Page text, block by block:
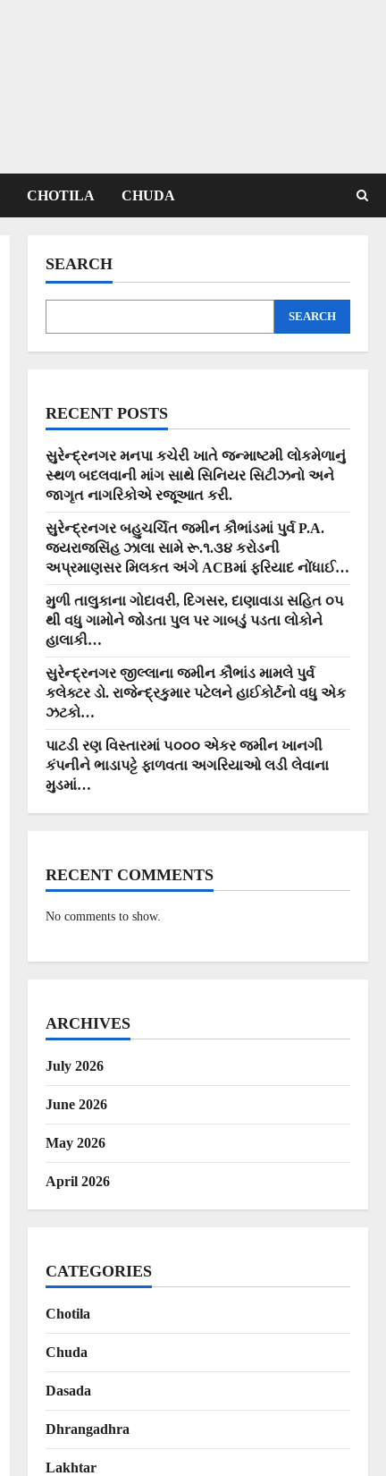
CHOTILA CHUDA
SEARCH
SEARCH
RECENT POSTS
સુરેન્દ્રનગર મનપા કચેરી ખાતે જન્માષ્ટમી લોકમેળાનું
સ્થળ બદલવાની માંગ સાથે સિનિયર સિટીઝનો અને
જાગૃત નાગરિકોએ રજૂઆત કરી.
સુરેન્દ્રનગર બહુચર્ચિત જમીન કૌભાંડમાં પુર્વ P.A.
જયરાજસિંહ ઝાલા સામે રૂ.૧.૩૪ કરોડની
અપ્રમાણસર મિલકત અંગે ACBમાં ફરિયાદ નોંધાઈ…
મુળી તાલુકાના ગોદાવરી, દિગસર, દાણાવાડા સહિત ૦૫
થી વધુ ગામોને જોડતા પુલ પર ગાબડું પડતા લોકોને
હાલાકી…
સુરેન્દ્રનગર જીલ્લાના જમીન કૌભાંડ મામલે પુર્વ
કલેક્ટર ડો. રાજેન્દ્રકુમાર પટેલને હાઈકોર્ટનો વધુ એક
ઝટકો…
પાટડી રણ વિસ્તારમાં ૫૦૦૦ એકર જમીન ખાનગી
કંપનીને ભાડાપટ્ટે ફાળવતા અગરિયાઓ લડી લેવાના
મુડમાં…
RECENT COMMENTS
No comments to show.
ARCHIVES
July 2026
June 2026
May 2026
April 2026
CATEGORIES
Chotila
Chuda
Dasada
Dhrangadhra
Lakhtar